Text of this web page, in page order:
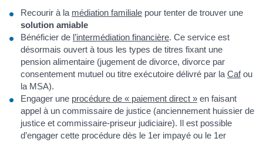
Recourir à la médiation familiale pour tenter de trouver une
solution amiable
Bénéficier de l’intermédiation financière. Ce service est
désormais ouvert à tous les types de titres fixant une
pension alimentaire (jugement de divorce, divorce par
consentement mutuel ou titre exécutoire délivré par laCafou
la MSA).
Engager une procédure de « paiement direct » en faisant
appel à un commissaire de justice (anciennement huissier de
justice et commissaire-priseur judiciaire). Il est possible
d’engager cette procédure dès le 1er impayé ou le 1er